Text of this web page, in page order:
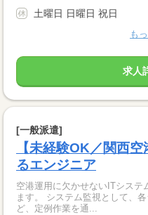
土曜日 日曜日 祝日
も
求人
[一般派遣]
【未経験OK／関西
るエンジニア
空港運用に欠かせないITシステ
ます。 システム監視として、
ど、定例作業を通...